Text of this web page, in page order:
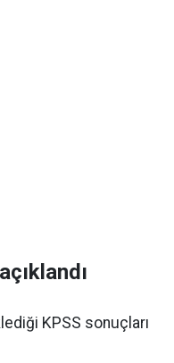
KPSS sonuçları